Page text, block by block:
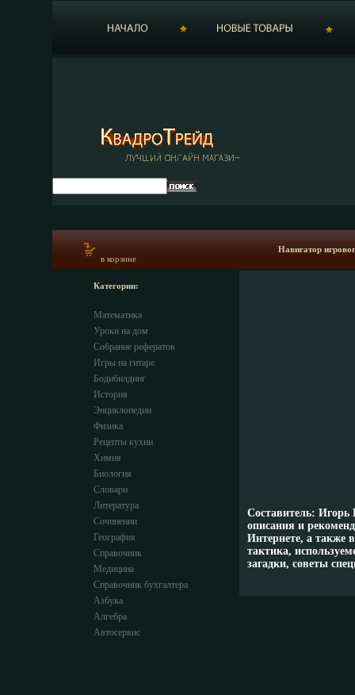
в корзине
Навигатор
Категории:
Математика
Уроки на дом
Собрание рефератов
Игры на гитаре
Бодибилдинг
История
Энциклопедии
Физика
Рецепты кухни
Химия
Биология
Словари
Литература
Сочинении
География
Справочник
Медицина
Справочник бухгалтера
Азбука
Алгебра
Автосервис
Составитель:
описания и
Интернете, а также
тактика,
загадки, советы